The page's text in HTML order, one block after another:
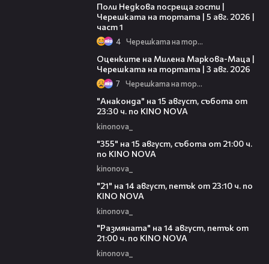
Поли Недкова посреща гости |
Черешката на тортата | 5 авг. 2026 |
част 1
4 Черешката на тортата
Оценките на Милена Маркова-Маца |
Черешката на тортата | 3 авг. 2026
7 Черешката на тортата
"Анаконда" на 15 август, събота от
23:30 ч. по KINO NOVA
kinonova_
"355" на 15 август, събота от 21:00 ч.
по KINO NOVA
kinonova_
"21" на 14 август, петък от 23:10 ч. по
KINO NOVA
kinonova_
"Размянaта" на 14 август, петък от
21:00 ч. по KINO NOVA
kinonova_